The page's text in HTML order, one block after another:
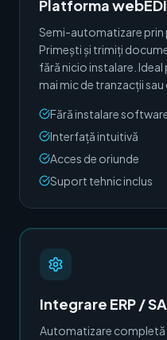
Platforma webEDI
Semi-automatizare prin
Primești și trimiți
fără nicio instalare.
mai mic de tranzacții sau
Fără instalare
Interfață intuitivă
Acces de oriunde
Suport tehnic inclus
Integrare ERP /
Automatizare completă